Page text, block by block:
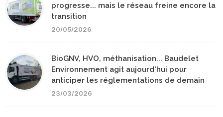
progresse... mais le réseau freine encore la
transition
20/05/2026
BioGNV, HVO, méthanisation... Baudelet
Environnement agit aujourd'hui pour
anticiper les réglementations de demain
23/03/2026